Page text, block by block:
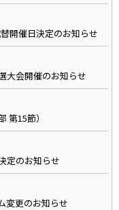
開催日決定のお知らせ
大会開催のお知らせ
第15節）
定のお知らせ
変更のお知らせ